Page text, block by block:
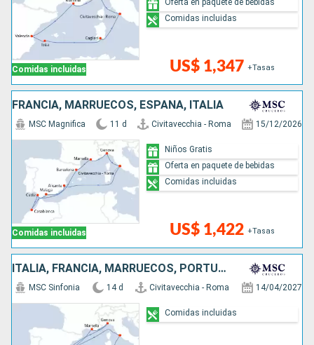
Comidas incluidas US$ 1,347 +Tasas
Comidas incluidas
FRANCIA, MARRUECOS, ESPAÑA, ITALIA
Comidas incluidas
MSC Magnifica 11 d Civitavecchia - Roma 15/12/2026
US$ 1,422 +Tasas
Niños Gratis
Oferta en paquete de bebidas
Comidas incluidas
ITALIA, FRANCIA, MARRUECOS, PORTUGAL, ESPAÑA
MSC Sinfonia 14 d Civitavecchia - Roma 14/04/2027
Comidas incluidas